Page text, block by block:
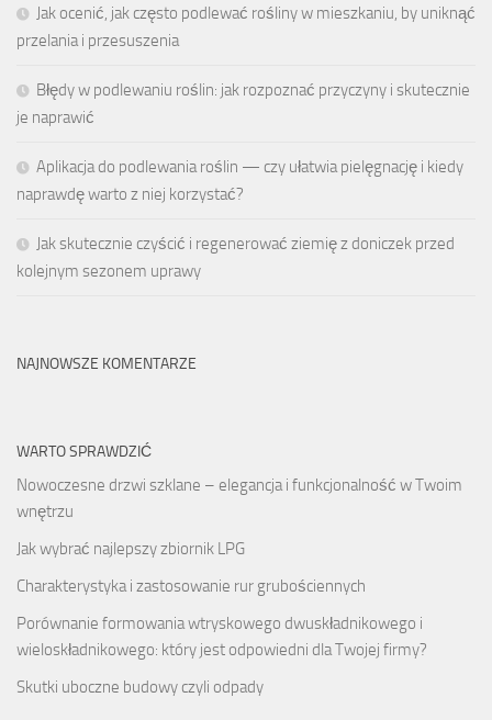
Jak ocenić, jak często podlewać rośliny w mieszkaniu, by uniknąć
przelania i przesuszenia
Błędy w podlewaniu roślin: jak rozpoznać przyczyny i skutecznie
je naprawić
Aplikacja do podlewania roślin — czy ułatwia pielęgnację i kiedy
naprawdę warto z niej korzystać?
Jak skutecznie czyścić i regenerować ziemię z doniczek przed
kolejnym sezonem uprawy
NAJNOWSZE KOMENTARZE
WARTO SPRAWDZIĆ
Nowoczesne drzwi szklane – elegancja i funkcjonalność w Twoim
wnętrzu
Jak wybrać najlepszy zbiornik LPG
Charakterystyka i zastosowanie rur grubościennych
Porównanie formowania wtryskowego dwuskładnikowego i
wieloskładnikowego: który jest odpowiedni dla Twojej firmy?
Skutki uboczne budowy czyli odpady